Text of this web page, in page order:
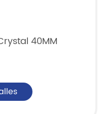
40MM